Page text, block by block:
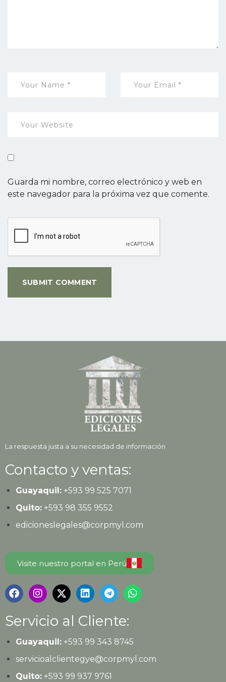
Guarda mi nombre, correo electrónico y web en
este navegador para la próxima vez que comente.
La respuesta justa a su necesidad de información
Contacto y ventas:
Guayaquil:+593 99 525 7071
Quito:+593 98 355 9552
edicioneslegales@corpmyl.com
Visite nuestro portal en Perú
Servicio al Cliente:
Guayaquil:+593 99 343 8745
servicioalclientegye@corpmyl.com
Quito:+593 99 937 9761